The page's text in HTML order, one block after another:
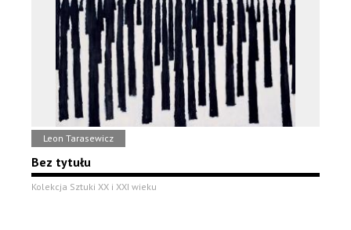
Leon Tarasewicz
Bez tytułu
Kolekcja Sztuki XX i XXI wieku